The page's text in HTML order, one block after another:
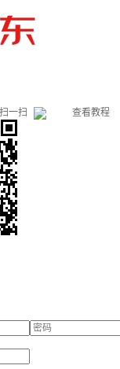
一扫 查看教程